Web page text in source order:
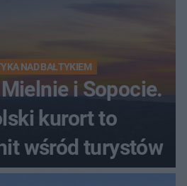
NAD BAŁTYKIEM
i Sopocie.
kurort to
wśród turystów